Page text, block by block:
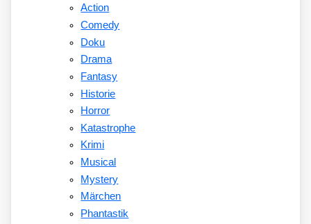
Action
Comedy
Doku
Drama
Fantasy
Historie
Horror
Katastrophe
Krimi
Musical
Mystery
Märchen
Phantastik